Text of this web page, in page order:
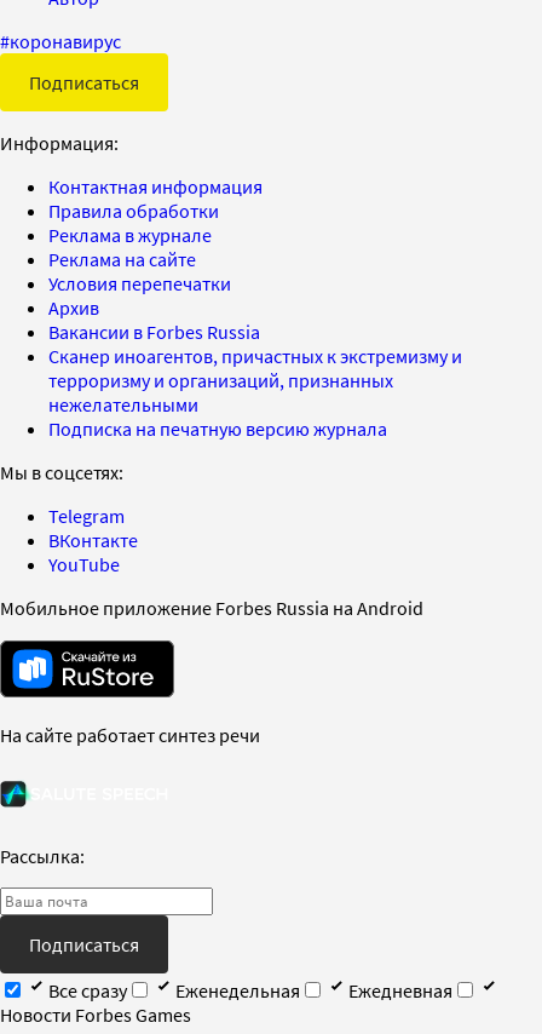
#коронавирус
Подписаться
Информация:
Контактная информация
Правила обработки
Реклама в журнале
Реклама на сайте
Условия перепечатки
Архив
Вакансии в Forbes Russia
Сканер иноагентов, причастных к экстремизму и
терроризму и организаций, признанных
нежелательными
Подписка на печатную версию журнала
Мы в соцсетях:
Telegram
ВКонтакте
YouTube
Мобильное приложение Forbes Russia на Android
На сайте работает синтез речи
Рассылка:
Подписаться
Все сразу
Еженедельная
Ежедневная
Новости Forbes Games